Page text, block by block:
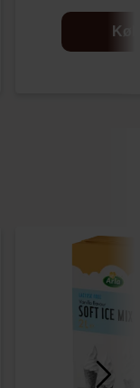
Køb